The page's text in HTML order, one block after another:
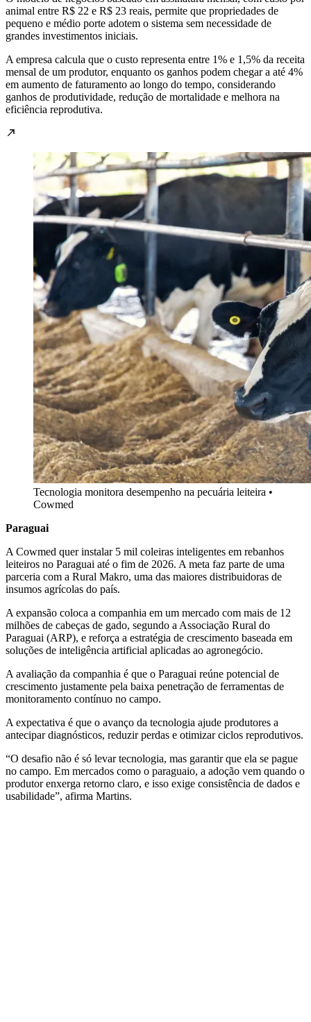
animal entre R$ 22 e R$ 23 reais, permite que propriedades de
pequeno e médio porte adotem o sistema sem necessidade de
grandes investimentos iniciais.
A empresa calcula que o custo representa entre 1% e 1,5% da receita
mensal de um produtor, enquanto os ganhos podem chegar a até 4%
em aumento de faturamento ao longo do tempo, considerando
ganhos de produtividade, redução de mortalidade e melhora na
eficiência reprodutiva.
Tecnologia monitora desempenho na pecuária leiteira •
Cowmed
Paraguai
A Cowmed quer instalar 5 mil coleiras inteligentes em rebanhos
leiteiros no Paraguai até o fim de 2026. A meta faz parte de uma
parceria com a Rural Makro, uma das maiores distribuidoras de
insumos agrícolas do país.
A expansão coloca a companhia em um mercado com mais de 12
milhões de cabeças de gado, segundo a Associação Rural do
Paraguai (ARP), e reforça a estratégia de crescimento baseada em
soluções de inteligência artificial aplicadas ao agronegócio.
A avaliação da companhia é que o Paraguai reúne potencial de
crescimento justamente pela baixa penetração de ferramentas de
monitoramento contínuo no campo.
A expectativa é que o avanço da tecnologia ajude produtores a
antecipar diagnósticos, reduzir perdas e otimizar ciclos reprodutivos.
“O desafio não é só levar tecnologia, mas garantir que ela se pague
no campo. Em mercados como o paraguaio, a adoção vem quando o
produtor enxerga retorno claro, e isso exige consistência de dados e
usabilidade”, afirma Martins.